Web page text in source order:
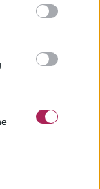
vielleicht
nachzugeben
hat.
zu
Wurzeln in
immer stärker
die alle
sich immer am